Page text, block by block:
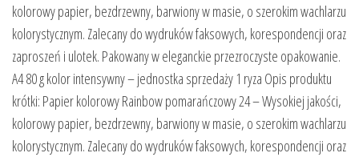
kolorowy papier, bezdrzewny, barwiony w masie, o szerokim wachlarzu
kolorystycznym. Zalecany do wydruków faksowych, korespondencji oraz
zaproszeń i ulotek. Pakowany w eleganckie przezroczyste opakowanie.
A4 80 g kolor intensywny – jednostka sprzedaży 1 ryza Opis produktu
krótki: Papier kolorowy Rainbow pomarańczowy 24 – Wysokiej jakości,
kolorowy papier, bezdrzewny, barwiony w masie, o szerokim wachlarzu
kolorystycznym. Zalecany do wydruków faksowych, korespondencji oraz